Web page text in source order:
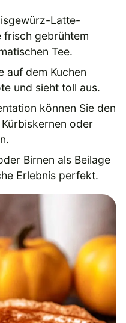
Latte-
frisch gebrühtem
Tee.
auf dem Kuchen
und sieht toll aus.
können Sie den
oder
Birnen als Beilage
Erlebnis perfekt.